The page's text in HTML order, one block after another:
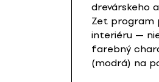
drevárskeho
Zet program
interiéru —
farebný
(modrá) na